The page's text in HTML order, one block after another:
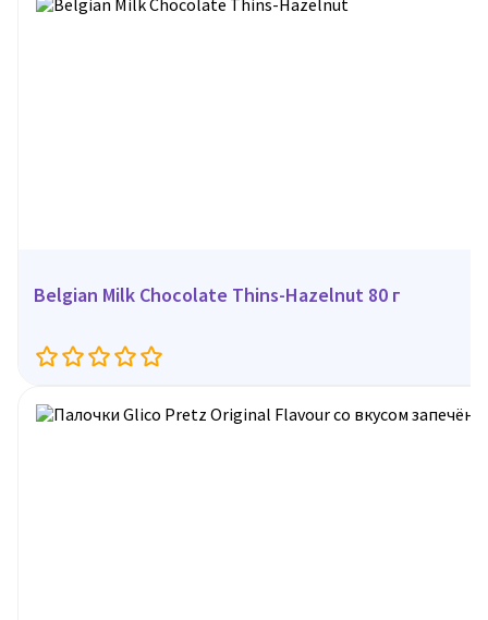
Belgian Milk Chocolate Thins-Hazelnut 80 г